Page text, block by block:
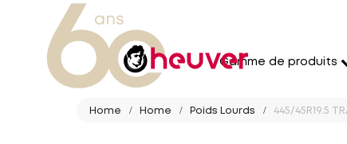
Gamme de produits
Home Home Poids Lourds 445/45R19.5